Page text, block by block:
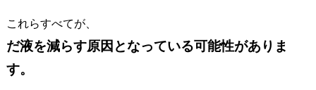
これらすべてが、
だ液を減らす原因となっている可能性がありま
す。